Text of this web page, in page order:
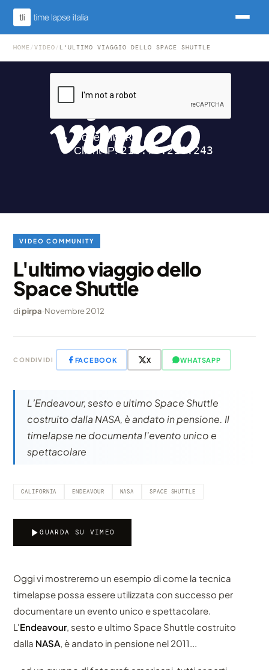
HOME /VIDEO / L'ULTIMO VIAGGIO DELLO SPACE SHUTTLE
VIDEO COMMUNITY
L'ultimo viaggio dello
Space Shuttle
dipirpa·Novembre 2012
CONDIVIDI FACEBOOK X WHATSAPP
L’Endeavour, sesto e ultimo Space Shuttle
costruito dalla NASA, è andato in pensione. Il
timelapse ne documenta l'evento unico e
spettacolare
CALIFORNIA ENDEAVOUR NASA SPACE SHUTTLE
GUARDA SU VIMEO
Oggi vi mostreremo un esempio di come la tecnica
timelapse possa essere utilizzata con successo per
documentare un evento unico e spettacolare.
L'Endeavour, sesto e ultimo Space Shuttle costruito
dalla NASA, è andato in pensione nel 2011...